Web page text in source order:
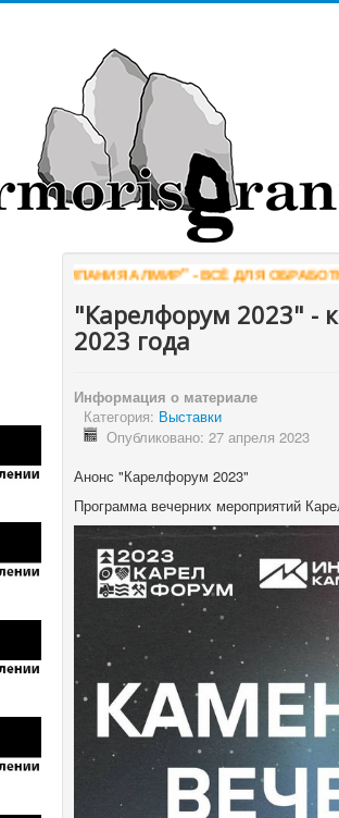
"КОМПАНИЯ АЛМИР" - ВСЁ ДЛЯ ОБРАБОТКИ
"Карелфорум 2023" -
2023 года
Информация о материале
Категория: Выставки
Опубликовано: 27 апреля 2023
Анонс "Карелфорум 2023"
Программа вечерних мероприятий